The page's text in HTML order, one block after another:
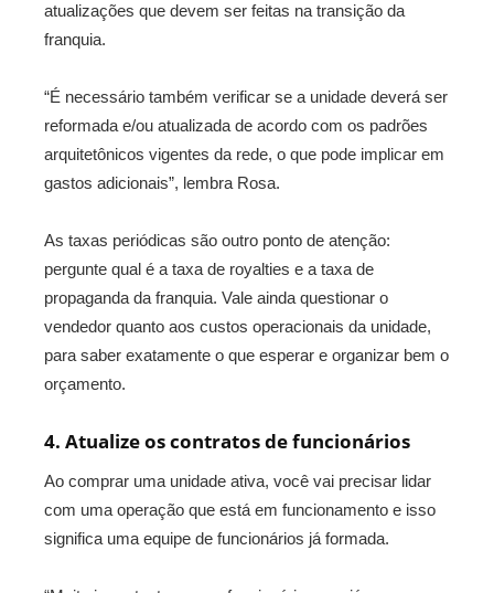
atualizações que devem ser feitas na transição da
franquia.
“É necessário também verificar se a unidade deverá ser
reformada e/ou atualizada de acordo com os padrões
arquitetônicos vigentes da rede, o que pode implicar em
gastos adicionais”, lembra Rosa.
As taxas periódicas são outro ponto de atenção:
pergunte qual é a taxa de royalties e a taxa de
propaganda da franquia. Vale ainda questionar o
vendedor quanto aos custos operacionais da unidade,
para saber exatamente o que esperar e organizar bem o
orçamento.
4. Atualize os contratos de funcionários
Ao comprar uma unidade ativa, você vai precisar lidar
com uma operação que está em funcionamento e isso
significa uma equipe de funcionários já formada.